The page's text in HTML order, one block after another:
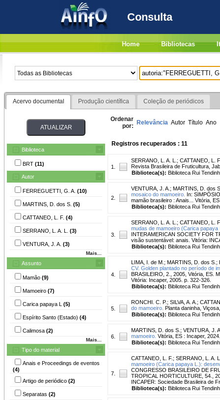
Consulta
Home Bibliotecas
Acervo documental Produção científica Coleção de periódicos
Biblioteca
BRT (11)
Autor
FERREGUETTI, G. A. (10)
MARTINS, D. dos S. (5)
CATTANEO, L. F. (4)
SERRANO, L. A. L. (3)
VENTURA, J. A. (3)
Mais...
Assunto
Mamão (9)
Mamoeiro (7)
Carica papaya L (5)
Espírito Santo (Estado) (4)
Calimosa (2)
Mais...
Tipo do material
Anais e Proceedings de eventos
(4)
Artigo de periódico (2)
Separatas (2)
Ordenar
por: Relevância Autor Título Ano
Registros recuperados : 11
1.
SERRANO, L. A. L. ; CATTANEO, L.
Revista Brasileira de Fruticultura,
Biblioteca(s): Biblioteca Rui
2.
VENTURA, J. A. ; MARTINS, D. dos
mosaico do mamoeiro. In:
mamão brasileiro : Anais... Vitória,
Biblioteca(s): Biblioteca Rui
3.
SERRANO, L. A. L. ; CATTANEO, L.
mudas de mamoeiro (Carica papaya
INTERAMERICAN SOCIETY FOR
visão sustentável: anais. Vitória:
Biblioteca(s): Biblioteca Rui
4.
LIMA, I. de M. ; MARTINS, D. dos S. ;
CV. Golden plantado no período de
BRASILEIRO, 2., 2005, Vitória, ES.
Vitória: Incaper, 2005. p. 322-326.
Biblioteca(s): Biblioteca Rui
5.
RONCHI. C. P. ; SILVA, A. A. ;
do mamoeiro. Planta daninha,
Biblioteca(s): Biblioteca Rui
6.
MARTINS, D. dos S. ; VENTURA, J.
mamoeiro. Vitória, ES : Incaper,
Biblioteca(s): Biblioteca Rui
7.
CATTANEO, L. F. ; SERRANO, L. A.
mamoeiro (Carica papaya L.):
CONGRESSO BRASILEIRO DE
TROPICAL HORTICULTURE, 54.,
INCAPER: Sociedade Brasileira de
Biblioteca(s): Biblioteca Rui